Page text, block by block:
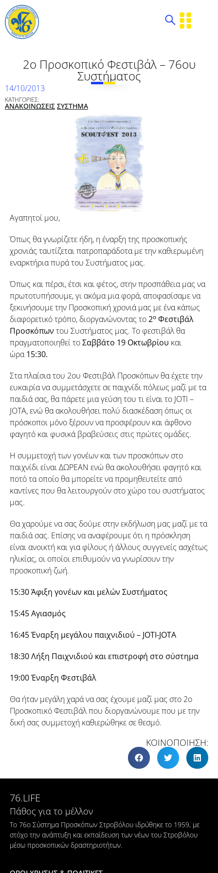
2o Προσκοπικό Φεστιβάλ – 76ου
Συστήματος
14/10/2013
ΚΑΤΗΓΟΡΙΕΣ:
ΑΝΑΚΟΙΝΩΣΕΙΣ ΣΥΣΤΗΜΑ
Αγαπητοί μου,
Όπως θα γνωρίζετε ήδη, η έναρξη της προσκοπικής
χρονιάς ταυτίζεται πατροπαράδοτα με την καθιερωμένη
εναρκτήρια πυρά του Συστήματος μας.
Όπως και πέρσι, έτσι και φέτος, στην προσπάθεια μας να
πρωτοτυπήσουμε, γι ακόμα μια φορά, αποφασίσαμε να
ξεκινήσουμε την Προσκοπική χρονιά μας με ένα κάπως
διαφορετικό τρόπο, διοργανώνοντας το2ο Φεστιβάλ
Προσκόπων του Συστήματος μας. Το φεστιβάλ θα
πραγματοποιηθεί τοΣαββάτο 19 Οκτωβρίου και
ώρα15:30.
Στα πλαίσια του 2ου Φεστιβάλ Προσκόπων θα έχετε την
ευκαιρία να συμμετάσχετε σε παιχνίδι πόλεως μαζί με τα
παιδιά σας, θα πάρετε μια γεύση του τι είναι το JOTI –
JOTA, ενώ θα ακολουθήσει πολύ διασκέδαση όπως οι
πρόσκοποι μόνο ξέρουν να προσφέρουν και άφθονο
φαγητό και φυσικά βραβεύσεις στις πρώτες ομάδες.
Η συμμετοχή των γονέων και των προσκόπων στο
παιχνίδι είναι ΔΩΡΕΑΝ ενώ θα ακολουθήσει φαγητό και
ποτό τα οποίο θα μπορείτε να προμηθευτείτε από
καντίνες που θα λειτουργούν στο χώρο του συστήματος
μας.
Θα χαρούμε να σας δούμε στην εκδήλωση μας μαζί με τα
παιδιά σας. Επίσης να αναφέρουμε ότι η πρόσκληση
είναι ανοικτή και για φίλους ή άλλους συγγενείς ασχέτως
ηλικίας, οι οποίοι επιθυμούν να γνωρίσουν την
προσκοπική ζωή.
15:30 Άφιξη γονέων και μελών Συστήματος
15:45 Αγιασμός
16:45 Έναρξη μεγάλου παιχνιδιού – JOTI-JOTA
18:30 Λήξη Παιχνιδιού και επιστροφή στο σύστημα
19:00 Έναρξη Φεστιβάλ
Θα ήταν μεγάλη χαρά να σας έχουμε μαζί μας στο 2o
Προσκοπικό Φεστιβάλ που διοργανώνουμε που με την
δική σας συμμετοχή καθιερώθηκε σε θεσμό.
ΚΟΙΝΟΠΟΙΗΣΗ:
76.LIFE
Πάθος για το μέλλον
Το 76ο Σύστημα Προσκόπων Στροβόλου ιδρύθηκε το 1959, με
στόχο την ανάπτυξη και εκπαίδευση των νέων του Στροβόλου
μέσω προσκοπικών δραστηριοτήτων.